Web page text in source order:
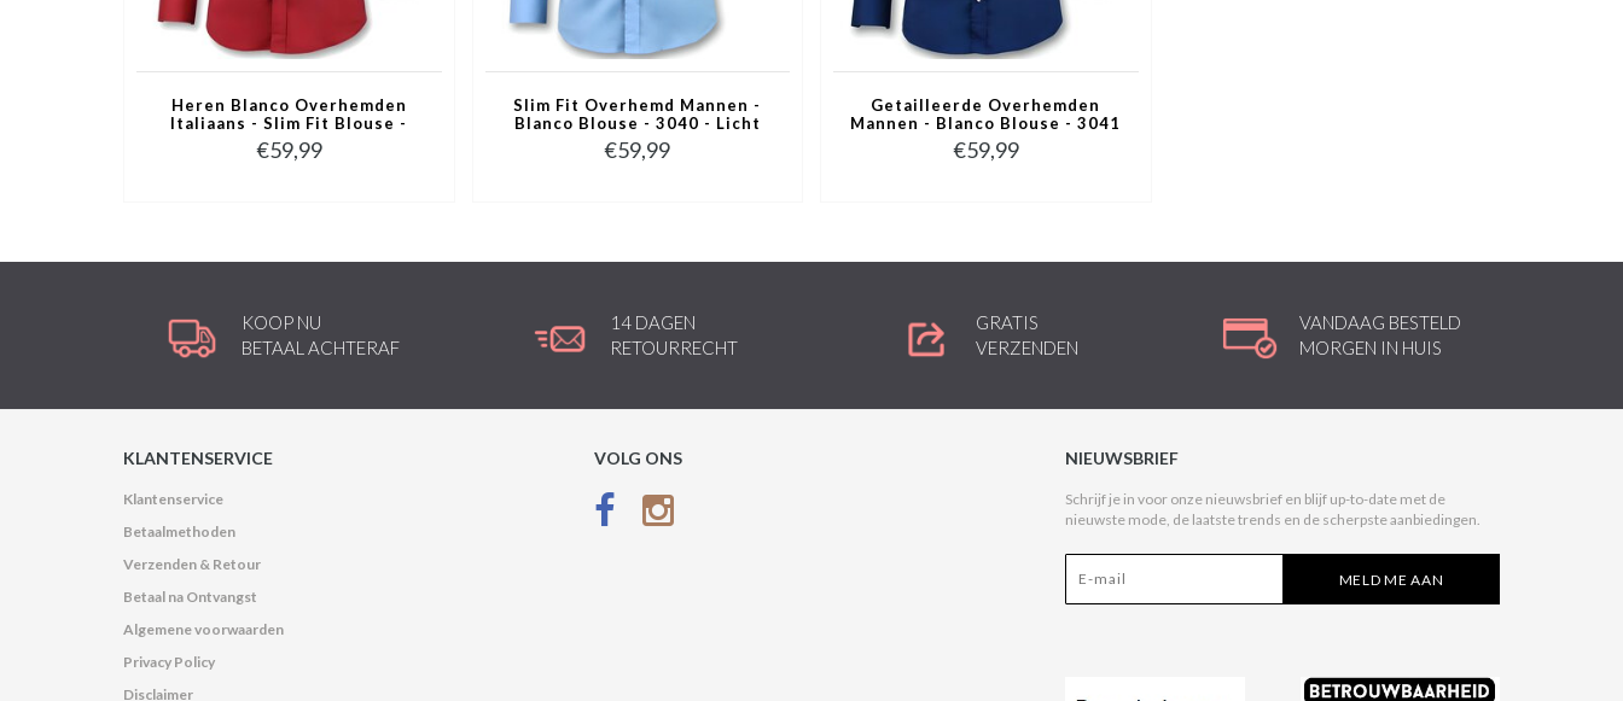
Heren Blanco Overhemden
Italiaans - Slim Fit Blouse -
3037 - Rood
€59,99
Slim Fit Overhemd Mannen -
Blanco Blouse - 3040 - Licht
Blauw
€59,99
Getailleerde Overhemden
Mannen - Blanco Blouse - 3041
- Blauw
€59,99
KOOP NU
BETAAL ACHTERAF
14 DAGEN
RETOURRECHT
GRATIS
VERZENDEN
VANDAAG BESTELD
MORGEN IN HUIS
KLANTENSERVICE
Klantenservice
Betaalmethoden
Verzenden & Retour
Betaal na Ontvangst
Algemene voorwaarden
Privacy Policy
Disclaimer
VOLG ONS NIEUWSBRIEF
Schrijf je in voor onze nieuwsbrief en blijf up-to-date met de
nieuwste mode, de laatste trends en de scherpste aanbiedingen.
MELD ME AAN